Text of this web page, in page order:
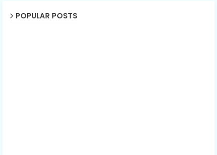
POPULAR POSTS